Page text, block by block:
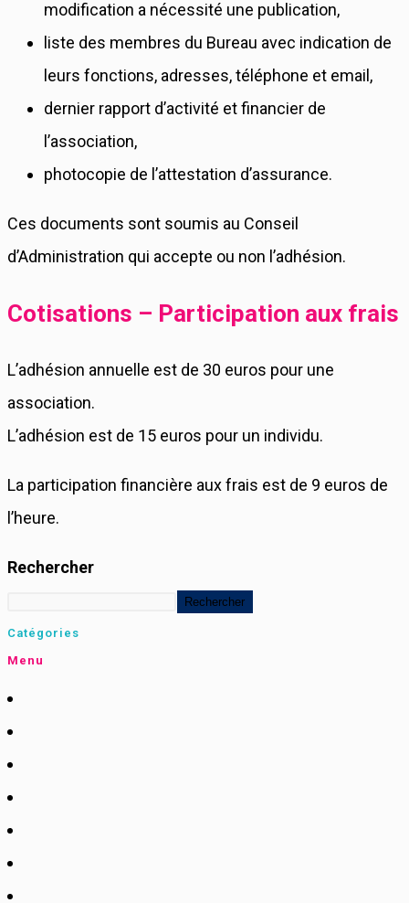
modification a nécessité une publication,
liste des membres du Bureau avec indication de
leurs fonctions, adresses, téléphone et email,
dernier rapport d’activité et financier de
l’association,
photocopie de l’attestation d’assurance.
Ces documents sont soumis au Conseil
d’Administration qui accepte ou non l’adhésion.
Cotisations – Participation aux frais
L’adhésion annuelle est de 30 euros pour une
association.
L’adhésion est de 15 euros pour un individu.
La participation financière aux frais est de 9 euros de
l’heure.
Rechercher
Rechercher
Catégories
Menu